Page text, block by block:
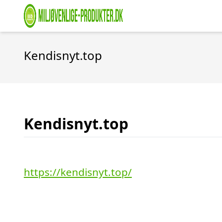
Kendisnyt.top
Kendisnyt.top
https://kendisnyt.top/